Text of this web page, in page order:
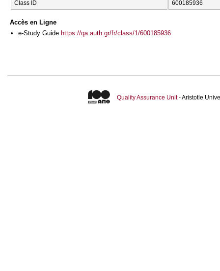
Class ID 600185936
Accès en Ligne
e-Study Guide https://qa.auth.gr/fr/class/1/600185936
Quality Assurance Unit- Aristotle